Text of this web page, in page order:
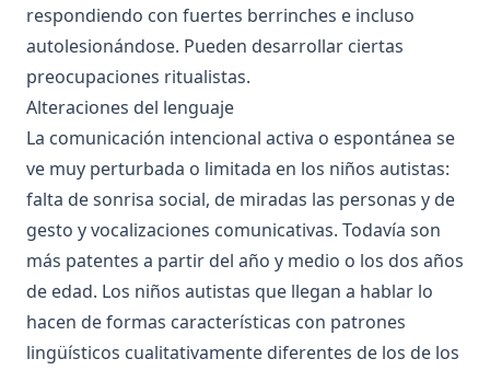
respondiendo con fuertes berrinches e incluso
autolesionándose. Pueden desarrollar ciertas
preocupaciones ritualistas.
Alteraciones del lenguaje
La comunicación intencional activa o espontánea se
ve muy perturbada o limitada en los niños autistas:
falta de sonrisa social, de miradas las personas y de
gesto y vocalizaciones comunicativas. Todavía son
más patentes a partir del año y medio o los dos años
de edad. Los niños autistas que llegan a hablar lo
hacen de formas características con patrones
lingüísticos cualitativamente diferentes de los de los